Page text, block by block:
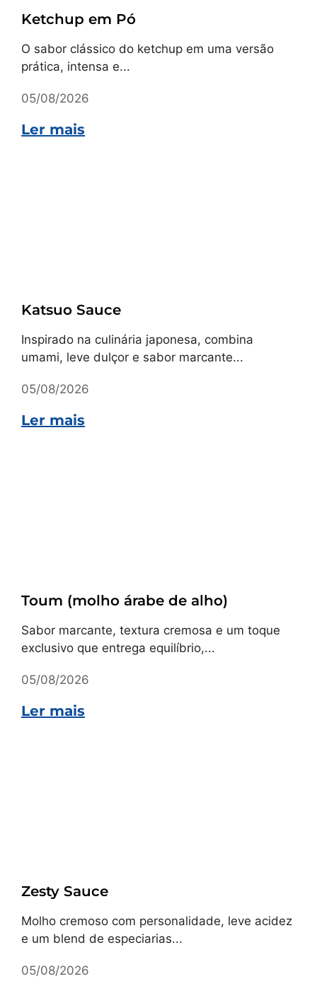
Ketchup em Pó
O sabor clássico do ketchup em uma versão
prática, intensa e...
05/08/2026
Ler mais
Katsuo Sauce
Inspirado na culinária japonesa, combina
umami, leve dulçor e sabor marcante...
05/08/2026
Ler mais
Toum (molho árabe de alho)
Sabor marcante, textura cremosa e um toque
exclusivo que entrega equilíbrio,...
05/08/2026
Ler mais
Zesty Sauce
Molho cremoso com personalidade, leve acidez
e um blend de especiarias...
05/08/2026